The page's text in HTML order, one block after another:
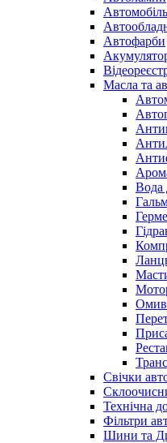
Автофарби
Масла та
Вода
Свічки
Технічна
Фільтри
Шини та